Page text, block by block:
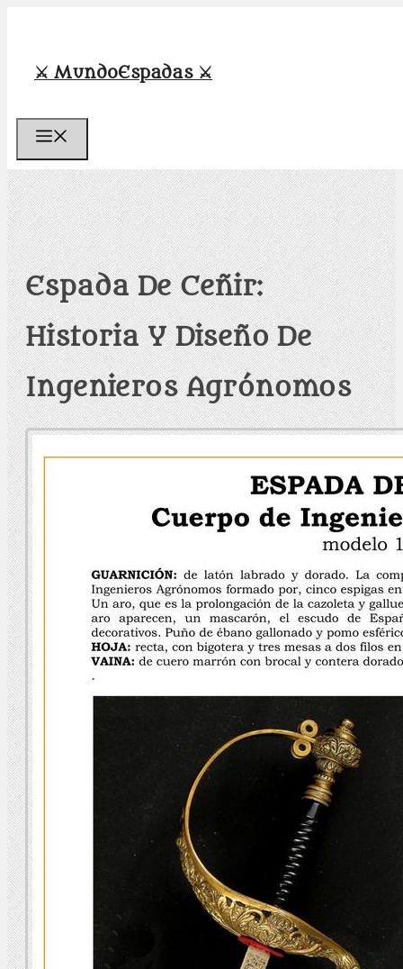
contenido
⚔️ MundoEspadas ⚔️
Espada De Ceñir:
Historia Y Diseño De
Ingenieros Agrónomos